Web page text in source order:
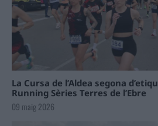
La Cursa de l’Aldea segona
Running Sèries Terres de l’Ebre
09 maig 2026